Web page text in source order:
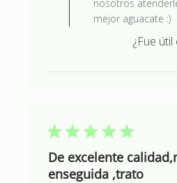
nosotros
mejor aguacate :)
¿Fue
De excelente
enseguida ,trato